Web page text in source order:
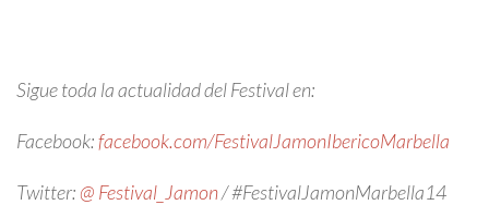
Sigue toda la actualidad del Festival en:
Facebook:facebook.com/FestivalJamonIbericoMarbella
Twitter: @ Festival_Jamon/ #FestivalJamonMarbella14